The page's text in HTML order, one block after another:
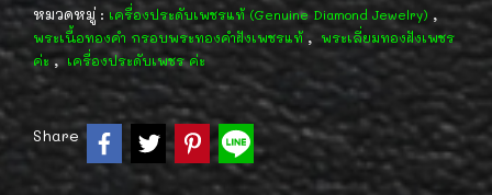
หมวดหมู่ :เครื่องประดับเพชรแท้ (Genuine Diamond Jewelry) ,
พระเนื้อทองคำ กรอบพระทองคำฝังเพชรแท้ , พระเลี่ยมทองฝังเพชร
ค่ะ , เครื่องประดับเพชร ค่ะ
Share